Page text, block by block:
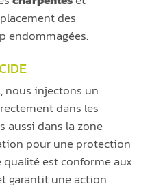
des
endommagées.
nous injectons un
dans les
aussi dans la zone
pour une protection
est conforme aux
garantit une action